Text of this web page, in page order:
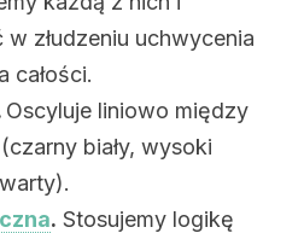
w złudzeniu uchwycenia
całości.
Oscyluje liniowo między
biały, wysoki
. Stosujemy logikę